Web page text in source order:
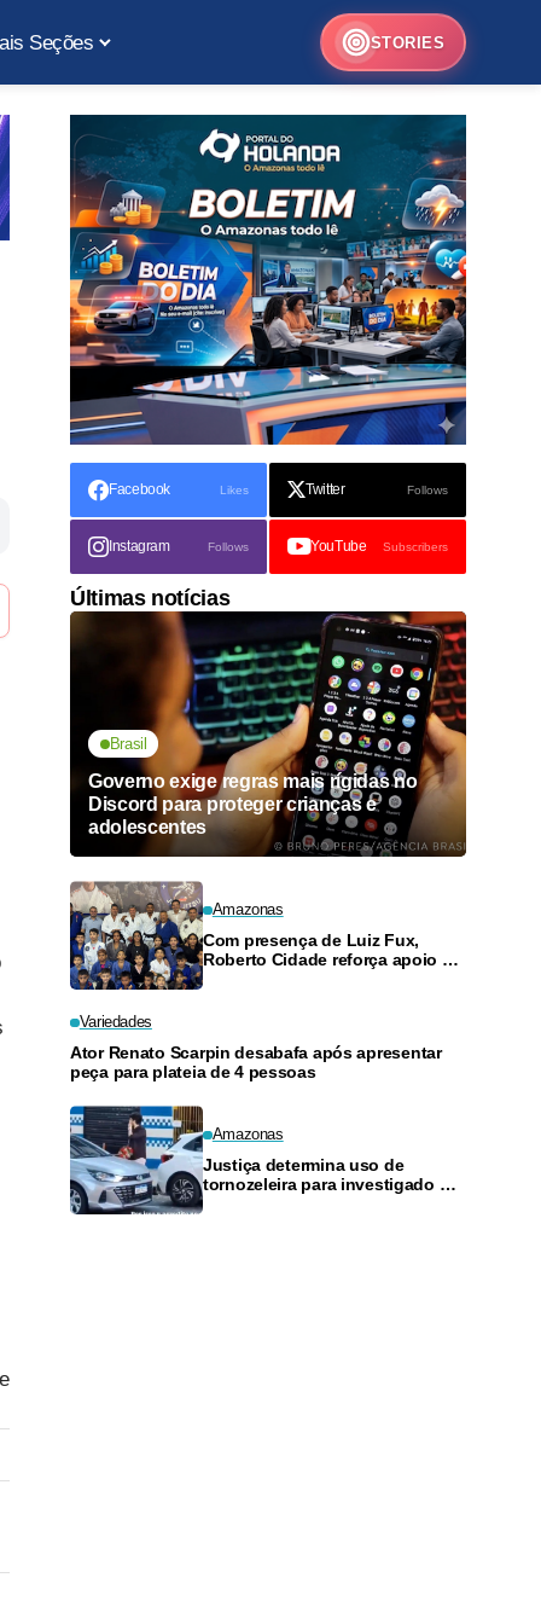
Seções STORIES
Facebook Likes Twitter Follows
Instagram Follows YouTube Subscribers
Últimas notícias
Brasil
Governo exige regras mais rígidas no
Discord para proteger crianças e
adolescentes
Amazonas
Com presença de Luiz Fux,
Roberto Cidade reforça apoio a
Variedades
Ator Renato Scarpin desabafa após apresentar
peça para plateia de 4 pessoas
Amazonas
Justiça determina uso de
tornozeleira para investigado por